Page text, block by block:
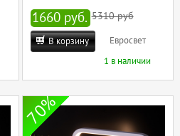
1660 руб. 5310 руб
В корзину
Евросвет
1 в наличии
70%